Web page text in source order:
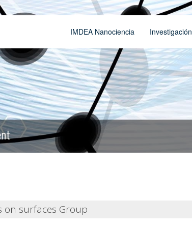
IMDEA Nanociencia Investigación
on surfaces Group